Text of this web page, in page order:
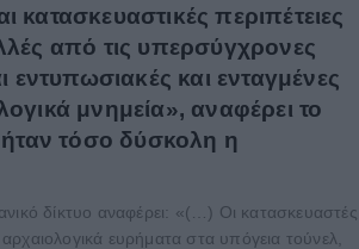
κατασκευαστικές περιπέτειες
από τις υπερσύγχρονες
εντυπωσιακές και ενταγμένες
μνημεία», αναφέρει το
ήταν τόσο δύσκολη η
δίκτυο αναφέρει: «(…) Oι κατασκευαστές
ευρήματα στα υπόγεια τούνελ,